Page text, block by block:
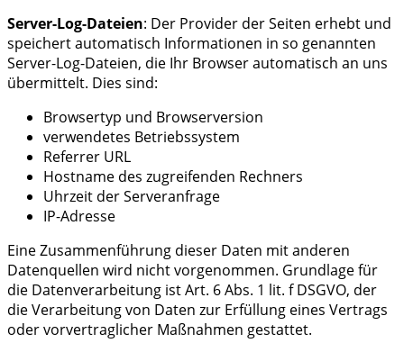
Server-Log-Dateien: Der Provider der Seiten erhebt und
speichert automatisch Informationen in so genannten
Server-Log-Dateien, die Ihr Browser automatisch an uns
übermittelt. Dies sind:
Browsertyp und Browserversion
verwendetes Betriebssystem
Referrer URL
Hostname des zugreifenden Rechners
Uhrzeit der Serveranfrage
IP-Adresse
Eine Zusammenführung dieser Daten mit anderen
Datenquellen wird nicht vorgenommen. Grundlage für
die Datenverarbeitung ist Art. 6 Abs. 1 lit. f DSGVO, der
die Verarbeitung von Daten zur Erfüllung eines Vertrags
oder vorvertraglicher Maßnahmen gestattet.